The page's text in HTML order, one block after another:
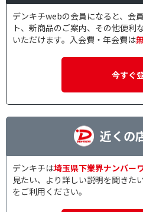
デンキチwebの会員になると、会
ト、新商品のご案内、その他便利
いただけます。入会費・年会費は
今すぐ
近くの
デンキチは埼玉県下業界ナンバー
見たい、より詳しい説明を聞きた
をご利用ください。